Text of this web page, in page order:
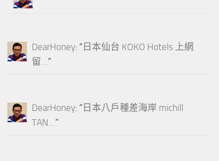
DearHoney: “ 日本仙台 KOKO Hotels 上網
留…”
DearHoney: “ 日本八戶種差海岸 michill
TAN…”